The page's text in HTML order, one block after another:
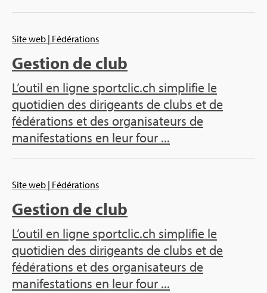
Site web | Fédérations
Gestion de club
L’outil en ligne sportclic.ch simplifie le
quotidien des dirigeants de clubs et de
fédérations et des organisateurs de
manifestations en leur four ...
Site web | Fédérations
Gestion de club
L’outil en ligne sportclic.ch simplifie le
quotidien des dirigeants de clubs et de
fédérations et des organisateurs de
manifestations en leur four ...